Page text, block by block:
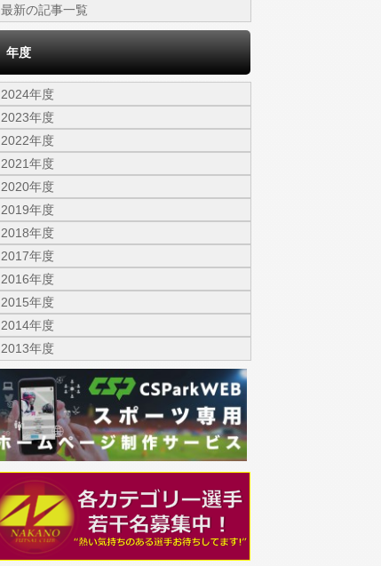
最新の記事一覧
年度
2024年度
2023年度
2022年度
2021年度
2020年度
2019年度
2018年度
2017年度
2016年度
2015年度
2014年度
2013年度